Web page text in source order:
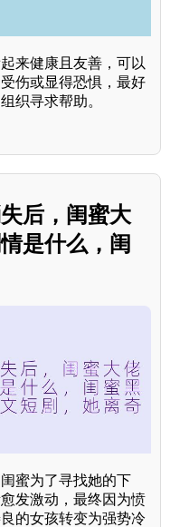
来健康且友善，可以
伤或显得恐惧，最好
织寻求帮助。
后，闺蜜大
是什么，闺
蜜为了寻找她的下
发激动，最终因为愤
的女孩转变为强势冷